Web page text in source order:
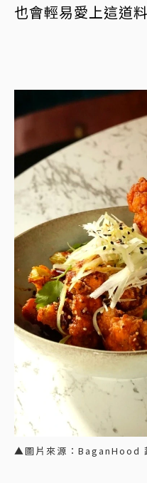
也會輕易愛上這道
▲圖片來源：BaganHood